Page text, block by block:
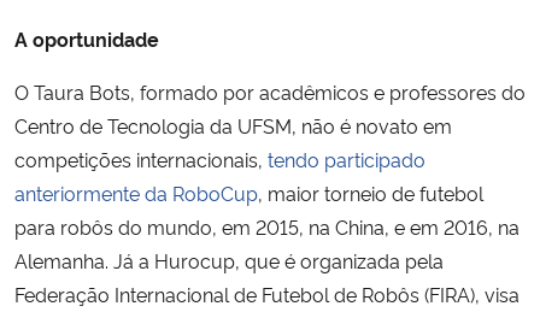
Secretaria de Governo
Gabinete de Segurança Institucional
Advocacia-Geral da União
A oportunidade
O Taura Bots, formado por acadêmicos e professores do
Centro de Tecnologia da UFSM, não é novato em
competições internacionais, tendo participado
anteriormente da RoboCup, maior torneio de futebol
para robôs do mundo, em 2015, na China, e em 2016, na
Alemanha. Já a Hurocup, que é organizada pela
Federação Internacional de Futebol de Robôs (FIRA), visa